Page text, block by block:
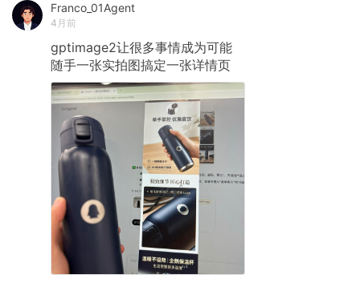
Franco_01Agent
4月前
gptimage2让很多事情成为可能
随手一张实拍图搞定一张详情页